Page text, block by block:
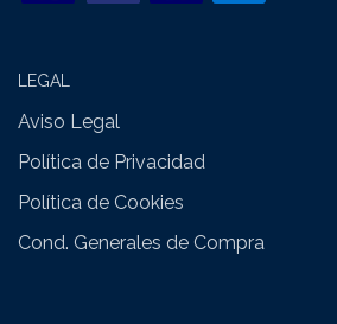
LEGAL
Aviso Legal
Política de Privacidad
Política de Cookies
Cond. Generales de Compra